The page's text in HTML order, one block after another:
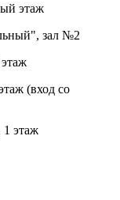
этаж
зал №2
(вход со
этаж